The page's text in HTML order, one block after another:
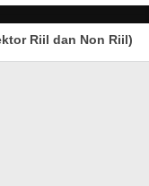
Riil dan Non Riil)